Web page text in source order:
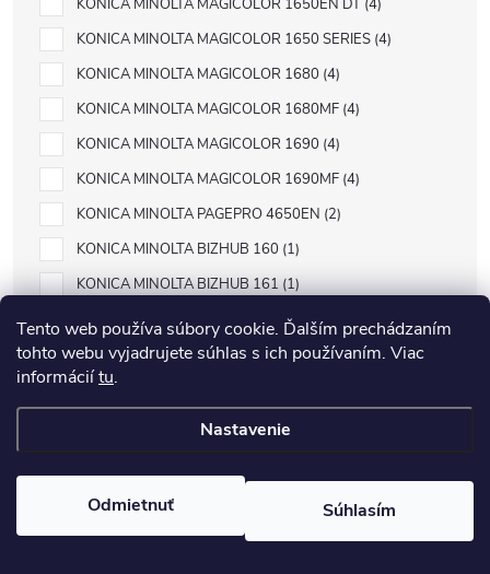
Tento web používa súbory cookie. Ďalším prechádzaním
tohto webu vyjadrujete súhlas s ich používaním. Viac
informáciítu.
Nastavenie
Odmietnuť Súhlasím
KONICA MINOLTA MAGICOLOR 1650EN DT 4
KONICA MINOLTA MAGICOLOR 1650 SERIES 4
KONICA MINOLTA MAGICOLOR 1680 4
KONICA MINOLTA MAGICOLOR 1680MF 4
KONICA MINOLTA MAGICOLOR 1690 4
KONICA MINOLTA MAGICOLOR 1690MF 4
KONICA MINOLTA PAGEPRO 4650EN 2
KONICA MINOLTA BIZHUB 160 1
KONICA MINOLTA BIZHUB 161 1
KONICA MINOLTA DI1610
1
KONICA MINOLTA DI1610P 1
KONICA MINOLTA MAGICOLOR 2400
KONICA MINOLTA MAGICOLOR 2400 SERIES
KONICA MINOLTA MAGICOLOR 2430
KONICA MINOLTA MAGICOLOR 2430DL